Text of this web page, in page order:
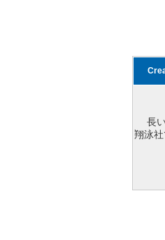
長
翔泳